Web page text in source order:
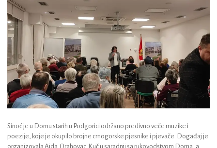
Sinoć je u Domu starih u Podgorici održano predivno veče muzike i
poezije, koje je okupilo brojne crnogorske pjesnike i pjevače. Događaj je
organizovala Aida Orahovac Kuč u saradnji sa rukovodstvom Doma, a